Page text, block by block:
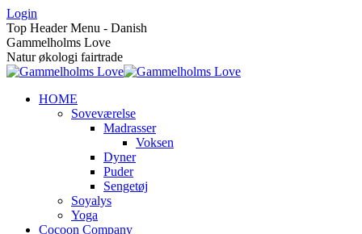
Skip
to
content
Login
Top Header Menu - Danish
Gammelholms Love
Natur økologi fairtrade
HOME
Soveværelse
Madrasser
Voksen
Dyner
Puder
Sengetøj
Soyalys
Yoga
Cocoon Company